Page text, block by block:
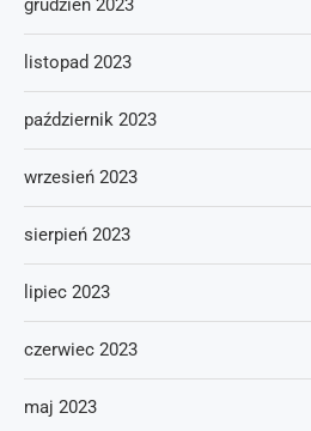
grudzień 2023
listopad 2023
październik 2023
wrzesień 2023
sierpień 2023
lipiec 2023
czerwiec 2023
maj 2023